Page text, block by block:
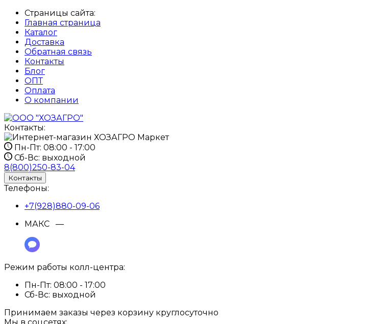
Страницы сайта:
Главная страница
Каталог
Доставка
Обратная связь
Контакты
Блог
ОПТ
Оплата
О компании
Контакты:
Пн-Пт: 08:00 - 17:00
Сб-Вс: выходной
8(800)250-83-04
Контакты
Телефоны:
+7(928)880-09-06
МАКС —
Режим работы колл-центра:
Пн-Пт: 08:00 - 17:00
Сб-Вс: выходной
Принимаем заказы через корзину круглосуточно